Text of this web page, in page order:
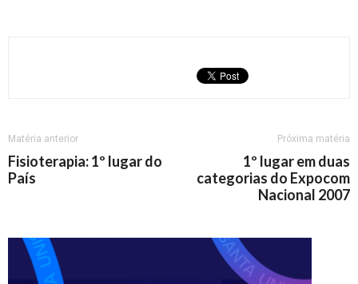
Matéria anterior
Fisioterapia: 1º lugar do
País
Próxima matéria
1º lugar em duas
categorias do Expocom
Nacional 2007